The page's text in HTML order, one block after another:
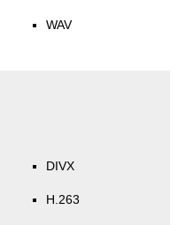
WAV
DIVX
H.263